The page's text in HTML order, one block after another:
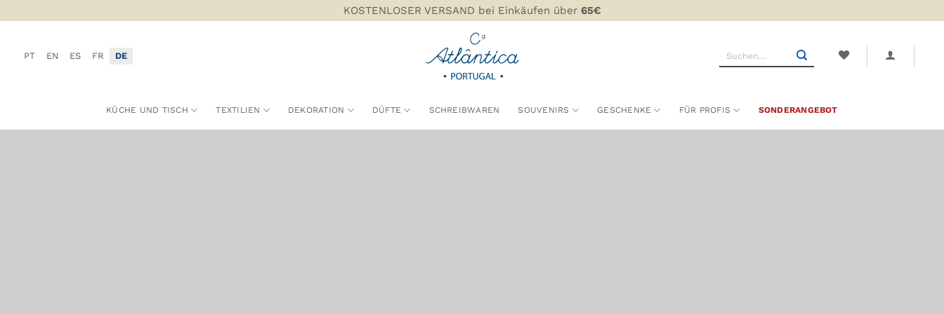
Inhalt
KOSTENLOSER VERSAND bei Einkäufen über 65€
PT EN ES FR DE
Suchen
KÜCHE UND TISCH TEXTILIEN DEKORATION DÜFTE SCHREIBWAREN SOUVENIRS GESCHENKE FÜR PROFIS SONDERANGEBOT